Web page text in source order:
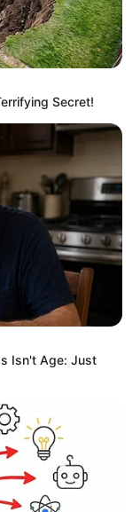
Secret!
Isn't Age: Just